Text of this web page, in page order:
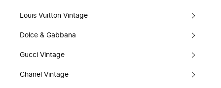
Louis Vuitton Vintage
Dolce & Gabbana
Gucci Vintage
Chanel Vintage